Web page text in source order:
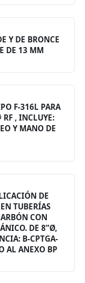
Y DE BRONCE
DE 13 MM
F-316L PARA
RF , INCLUYE:
Y MANO DE
DE
TUBERÍAS
CON
DE 8”Ø,
B-CPTGA-
AL ANEXO BP